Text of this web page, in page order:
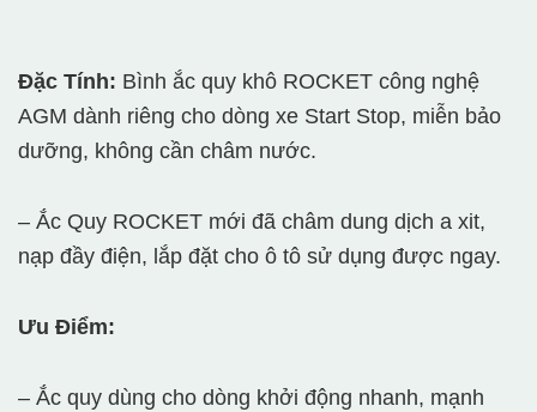
Đặc Tính: Bình ắc quy khô ROCKET công nghệ
AGM dành riêng cho dòng xe Start Stop, miễn bảo
dưỡng, không cần châm nước.
– Ắc Quy ROCKET mới đã châm dung dịch a xit,
nạp đầy điện, lắp đặt cho ô tô sử dụng được ngay.
Ưu Điểm:
– Ắc quy dùng cho dòng khởi động nhanh, mạnh